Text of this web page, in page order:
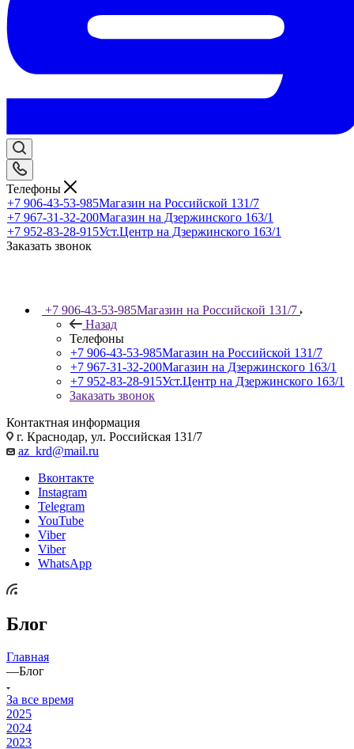
Телефоны
+7 906-43-53-985Магазин на Российской 131/7
+7 967-31-32-200Магазин на Дзержинского 163/1
+7 952-83-28-915Уст.Центр на Дзержинского 163/1
Заказать звонок
+7 906-43-53-985Магазин на Российской 131/7
Назад
Телефоны
+7 906-43-53-985Магазин на Российской 131/7
+7 967-31-32-200Магазин на Дзержинского 163/1
+7 952-83-28-915Уст.Центр на Дзержинского 163/1
Заказать звонок
Контактная информация
г. Краснодар, ул. Российская 131/7
az_krd@mail.ru
Вконтакте
Instagram
Telegram
YouTube
Viber
Viber
WhatsApp
Блог
Главная
—Блог
За все время
2025
2024
2023